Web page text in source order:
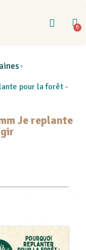
pour la forêt -
Je replante